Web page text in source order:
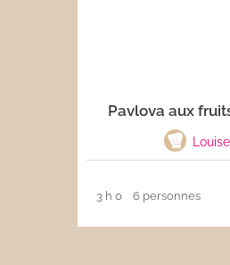
Pavlova aux
Louise
3 h 0 6 personnes